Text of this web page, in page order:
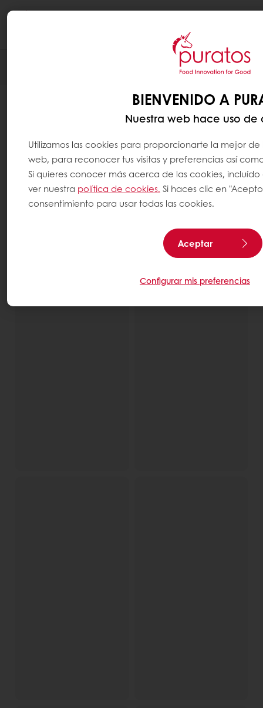
BIENVENIDO A
Nuestra web hace uso de
Utilizamos las cookies para proporcionarte la mejor
web, para reconocer tus visitas y preferencias así
Si quieres conocer más acerca de las cookies,
ver nuestra política de cookies. Si haces clic en
consentimiento para usar todas las cookies.
Aceptar
Configurar mis preferencias